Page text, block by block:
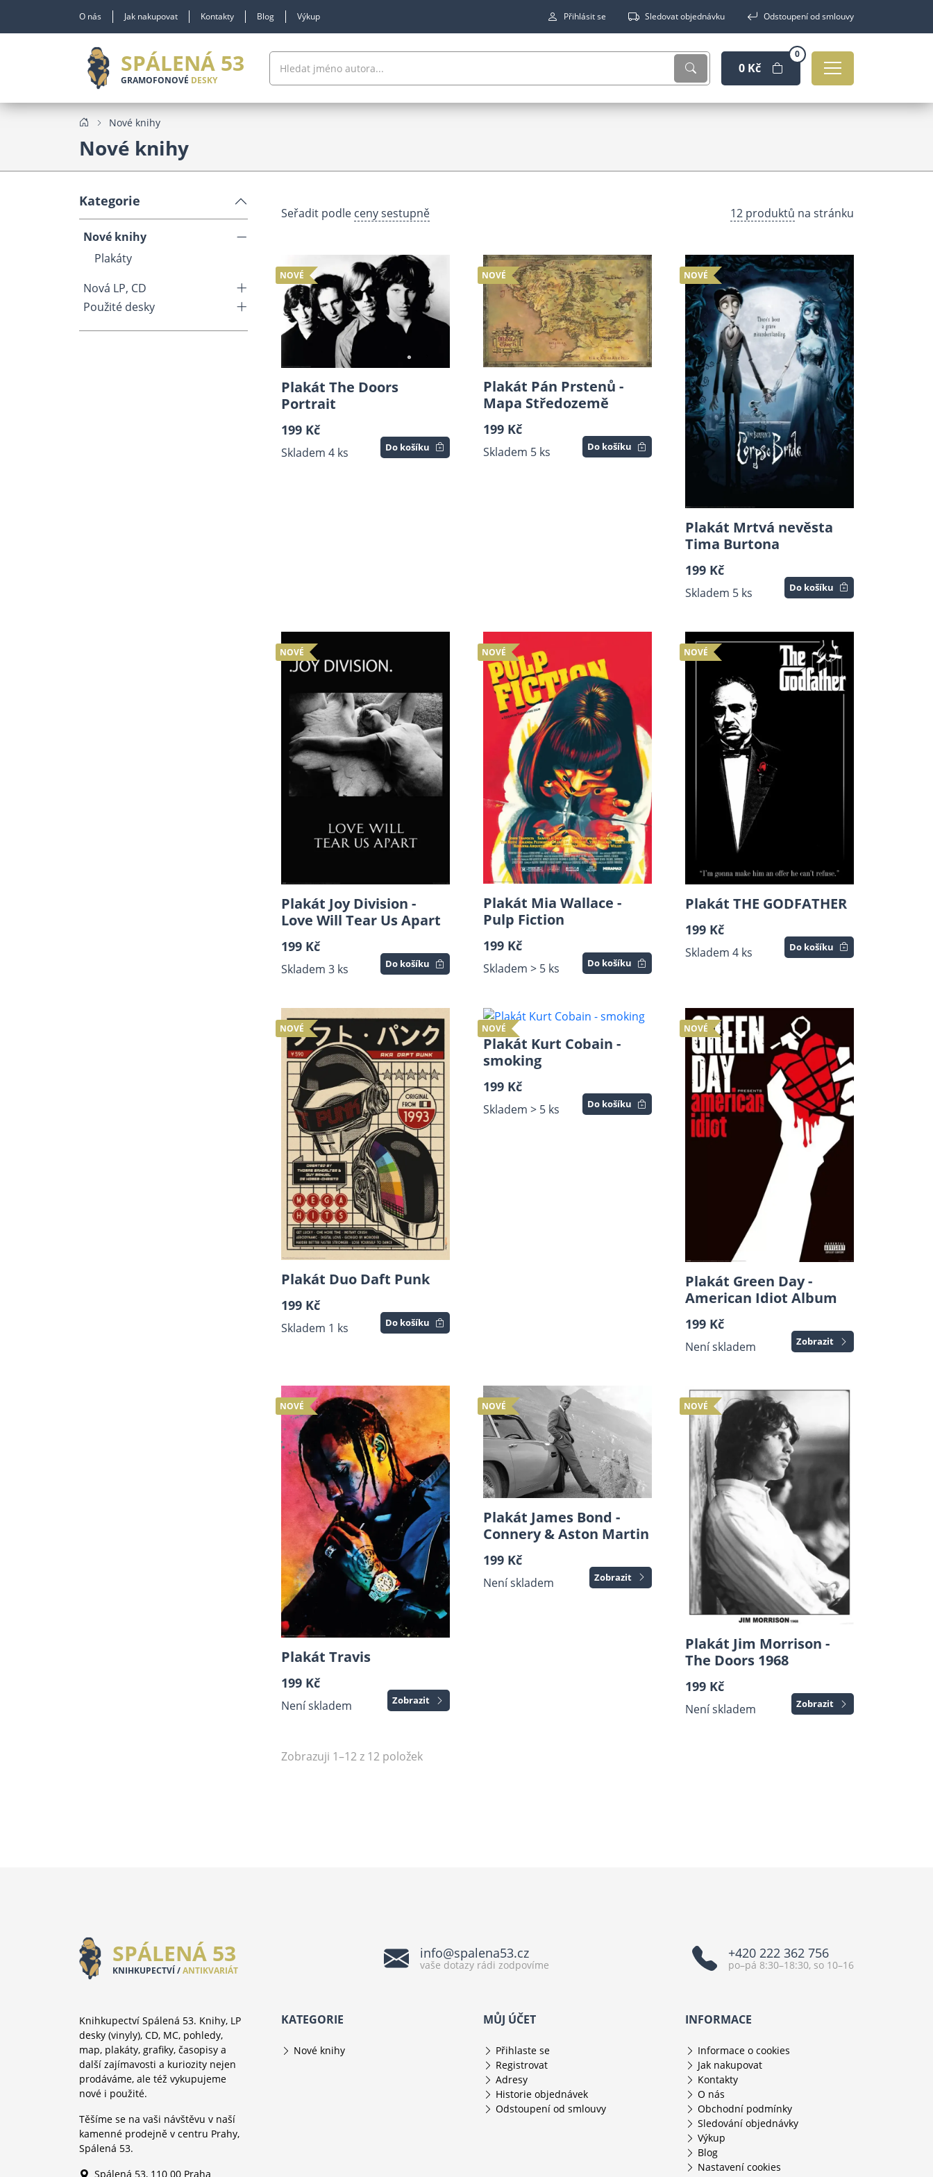
O nás Jak nakupovat Kontakty Blog Výkup Přihlásit se Sledovat objednávku Odstoupení od smlouvy
SPÁLENÁ 53
GRAMOFONOVÉ DESKY
0 Kč
0
Nové knihy
Nové knihy
Kategorie
Nové knihy
Plakáty
Nová LP, CD
Použité desky
Seřadit podle ceny sestupně 12 produktů na stránku
NOVÉ
Plakát The Doors
Portrait
199 Kč
Skladem 4 ks Do košíku
NOVÉ
Plakát Pán Prstenů -
Mapa Středozemě
199 Kč
Skladem 5 ks Do košíku
NOVÉ
Plakát Mrtvá nevěsta
Tima Burtona
199 Kč
Skladem 5 ks Do košíku
NOVÉ
Plakát Joy Division -
Love Will Tear Us Apart
199 Kč
Skladem 3 ks Do košíku
NOVÉ
Plakát Mia Wallace -
Pulp Fiction
199 Kč
Skladem > 5 ks Do košíku
NOVÉ
Plakát THE GODFATHER
199 Kč
Skladem 4 ks Do košíku
NOVÉ
Plakát Duo Daft Punk
199 Kč
Skladem 1 ks Do košíku
NOVÉ
Plakát Kurt Cobain -
smoking
199 Kč
Skladem > 5 ks Do košíku
NOVÉ
Plakát Green Day -
American Idiot Album
199 Kč
Není skladem Zobrazit
NOVÉ
Plakát Travis
199 Kč
Není skladem Zobrazit
NOVÉ
Plakát James Bond -
Connery & Aston Martin
199 Kč
Není skladem Zobrazit
NOVÉ
Plakát Jim Morrison -
The Doors 1968
199 Kč
Není skladem Zobrazit
Zobrazuji 1–12 z 12 položek
SPÁLENÁ 53
KNIHKUPECTVÍ /ANTIKVARIÁT
info@spalena53.cz
vaše dotazy rádi zodpovíme
+420 222 362 756
po–pá 8:30–18:30, so 10–16
Knihkupectví Spálená 53. Knihy, LP
desky (vinyly), CD, MC, pohledy,
map, plakáty, grafiky, časopisy a
další zajímavosti a kuriozity nejen
prodáváme, ale též vykupujeme
nové i použité.
Těšíme se na vaši návštěvu v naší
kamenné prodejně v centru Prahy,
Spálená 53.
Spálená 53, 110 00 Praha
KATEGORIE
Nové knihy
MŮJ ÚČET
Přihlaste se
Registrovat
Adresy
Historie objednávek
Odstoupení od smlouvy
INFORMACE
Informace o cookies
Jak nakupovat
Kontakty
O nás
Obchodní podmínky
Sledování objednávky
Výkup
Blog
Nastavení cookies